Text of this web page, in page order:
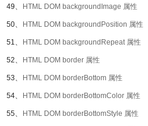
49、 HTML DOM backgroundImage 属性
50、 HTML DOM backgroundPosition 属性
51、 HTML DOM backgroundRepeat 属性
52、 HTML DOM border 属性
53、 HTML DOM borderBottom 属性
54、 HTML DOM borderBottomColor 属性
55、 HTML DOM borderBottomStyle 属性